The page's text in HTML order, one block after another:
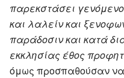
παρεκστάσει
και λαλείν και
παράδοσιν και κατά
εκκλησίας έθος
όμως προσπαθούσαν να